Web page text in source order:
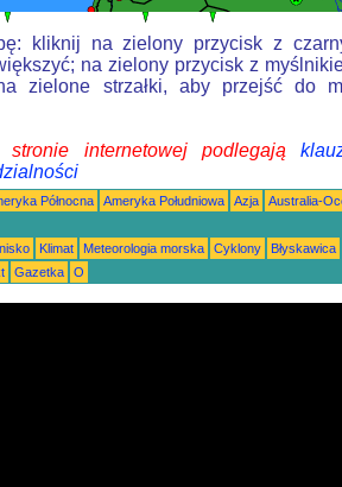
kliknij na zielony przycisk z
na zielony przycisk z
zielone strzałki, aby przejść do
internetowej podlegają
Północna Ameryka Południowa Azja
Australia-
Klimat Meteorologia morska Cyklony
Błyskawica
Gazetka O